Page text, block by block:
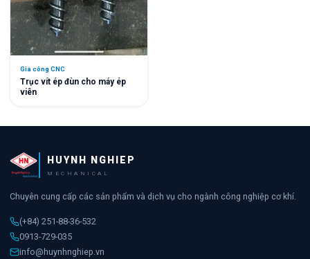
Gia công CNC
Trục vít ép đùn cho máy ép
viên
HUYNH NGHIEP
MECHANICAL
Chuyên cung cấp các sản phẩm và dịch vụ cho ngành công nghiệp cơ khí.
(+84) 251-88-36-532
0913-729-035
info@huynhnghiep.vn